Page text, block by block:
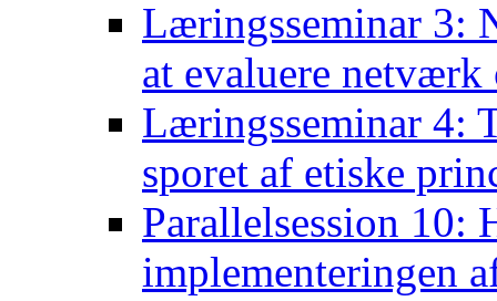
Læringsseminar 3:
at evaluere netværk
Læringsseminar 4:
sporet af etiske
Parallelsession 10:
implementeringen